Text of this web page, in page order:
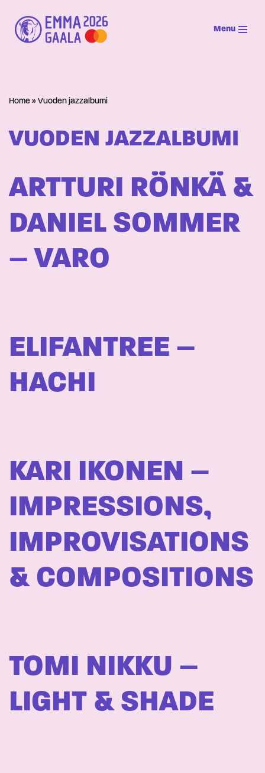
Siirry
suoraan
Menu
Home » Vuoden jazzalbumi
VUODEN JAZZALBUMI
ARTTURI RÖNKÄ &
DANIEL SOMMER
– VARO
ELIFANTREE –
HACHI
KARI IKONEN –
IMPRESSIONS,
IMPROVISATIONS
& COMPOSITIONS
TOMI NIKKU –
LIGHT & SHADE